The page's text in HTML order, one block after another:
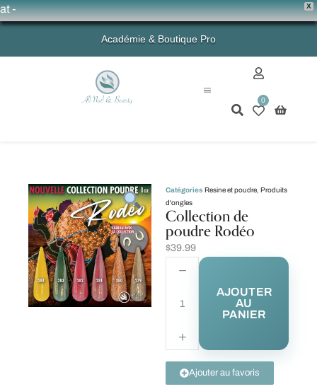
X
Académie & Boutique Pro
0
Catégories Resine et poudre Produits
d'ongles
Collection de
poudre Rodéo
$39.99
AJOUTER
AU
PANIER
Ajouter au favoris